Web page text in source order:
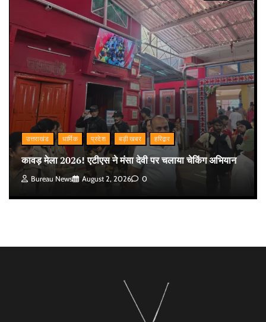
उत्तराखंड धार्मिक प्रदेश बड़ी खबर हरिद्वार
कावड़ मेला 2026! एटीएस ने मंसा देवी पर चलाया चेकिंग अभियान
Bureau News August 2, 2026 0